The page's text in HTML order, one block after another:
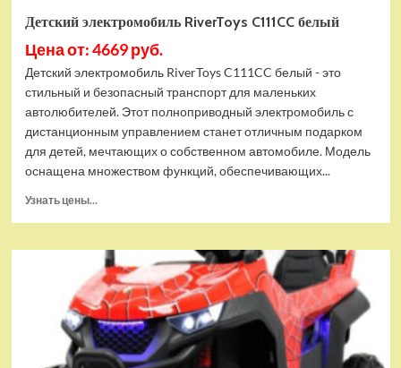
Детский электромобиль RiverToys C111CC белый
Цена от: 4669 руб.
Детский электромобиль RiverToys C111CC белый - это
стильный и безопасный транспорт для маленьких
автолюбителей. Этот полноприводный электромобиль с
дистанционным управлением станет отличным подарком
для детей, мечтающих о собственном автомобиле. Модель
оснащена множеством функций, обеспечивающих...
Узнать цены...
Детский
электромобиль
RiverToys
C111CC
белый